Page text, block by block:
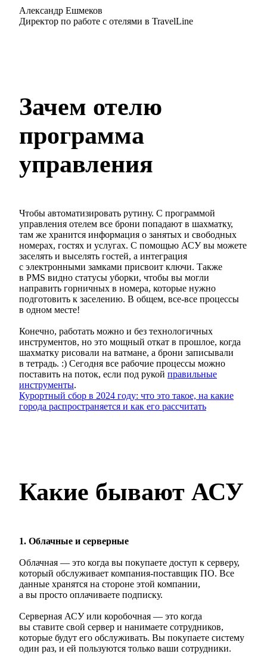
Александр Ешмеков
Директор по работе с отелями в TravelLine
Зачем отелю
программа
управления
Чтобы автоматизировать рутину. С программой
управления отелем все брони попадают в шахматку,
там же хранится информация о занятых и свободных
номерах, гостях и услугах. С помощью АСУ вы можете
заселять и выселять гостей, а интеграция
с электронными замками присвоит ключи. Также
в PMS видно статусы уборки, чтобы вы могли
направить горничных в номера, которые нужно
подготовить к заселению. В общем, все-все процессы
в одном месте!
Конечно, работать можно и без технологичных
инструментов, но это мощный откат в прошлое, когда
шахматку рисовали на ватмане, а брони записывали
в тетрадь. :) Сегодня все рабочие процессы можно
поставить на поток, если под рукой правильные
инструменты.
Курортный сбор в 2024 году: что это такое, на какие
города распространяется и как его рассчитать
Какие бывают АСУ
1. Облачные и серверные
Облачная — это когда вы покупаете доступ к серверу,
который обслуживает компания-поставщик ПО. Все
данные хранятся на стороне этой компании,
а вы просто оплачиваете подписку.
Серверная АСУ или коробочная — это когда
вы ставите свой сервер и нанимаете сотрудников,
которые будут его обслуживать. Вы покупаете систему
один раз, и ей пользуются только ваши сотрудники.